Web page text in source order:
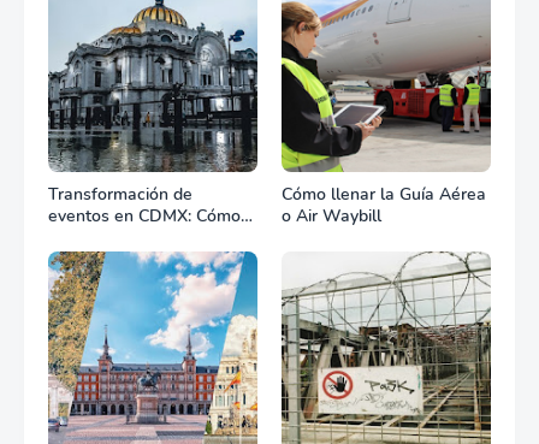
Transformación de
eventos en CDMX: Cómo
equipos define el éxito de
tu celebración
Cómo llenar la Guía Aérea
o Air Waybill